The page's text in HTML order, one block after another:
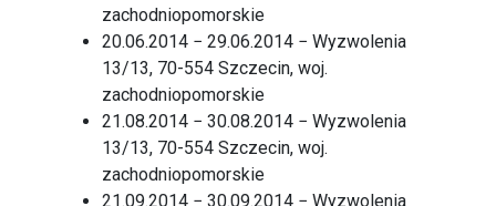
zachodniopomorskie
20.06.2014 − 29.06.2014 − Wyzwolenia
13/13, 70-554 Szczecin, woj.
zachodniopomorskie
21.08.2014 − 30.08.2014 − Wyzwolenia
13/13, 70-554 Szczecin, woj.
zachodniopomorskie
21.09.2014 − 30.09.2014 − Wyzwolenia